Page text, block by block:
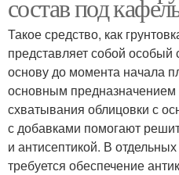
состав под
Такое средство, как
представляет собой
основу до момента начала
основным
схватывания облицовки с
с добавками помогают
и антисептикой. В
требуется обеспечение